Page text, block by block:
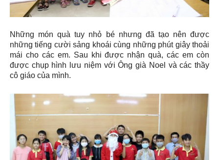
Những món quà tuy nhỏ bé nhưng đã tạo nên được
những tiếng cười sảng khoái cùng những phút giây thoải
mái cho các em. Sau khi được nhận quà, các em còn
được chụp hình lưu niệm với Ông già Noel và các thầy
cô giáo của mình.